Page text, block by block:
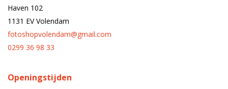
Haven 102
1131 EV Volendam
fotoshopvolendam@gmail.com
0299 36 98 33
Openingstijden